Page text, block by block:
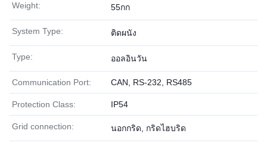
Weight: 55กก
System Type: ติดผนัง
Type: ออลอินวัน
Communication Port: CAN, RS-232, RS485
Protection Class: IP54
Grid connection: นอกกริด, กริดไฮบริด